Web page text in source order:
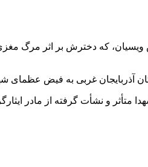
که دخترش بر اثر مرگ
و نشأت گرفته از مادر